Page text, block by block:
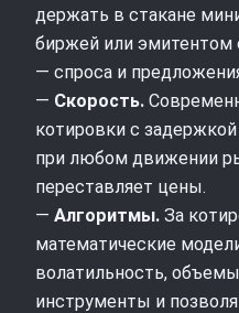
держать в стакане
биржей или эмитентом
— спроса и
— Скорость.
котировки с
при любом движении
переставляет цены.
— Алгоритмы. За
математические
волатильность,
инструменты и